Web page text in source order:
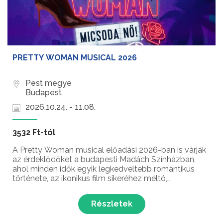
PRETTY WOMAN MUSICAL 2026
Pest megye
Budapest
2026.10.24. - 11.08.
3532 Ft-tól
A Pretty Woman musical előadási 2026-ban is várják
az érdeklődőket a budapesti Madách Színházban,
ahol minden idők egyik legkedveltebb romantikus
története, az ikonikus film sikeréhez méltó,
Részletek